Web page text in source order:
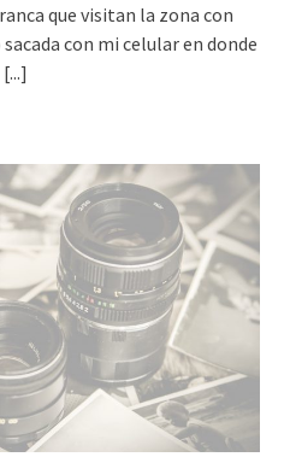
que visitan la zona con
con mi celular en donde
[...]